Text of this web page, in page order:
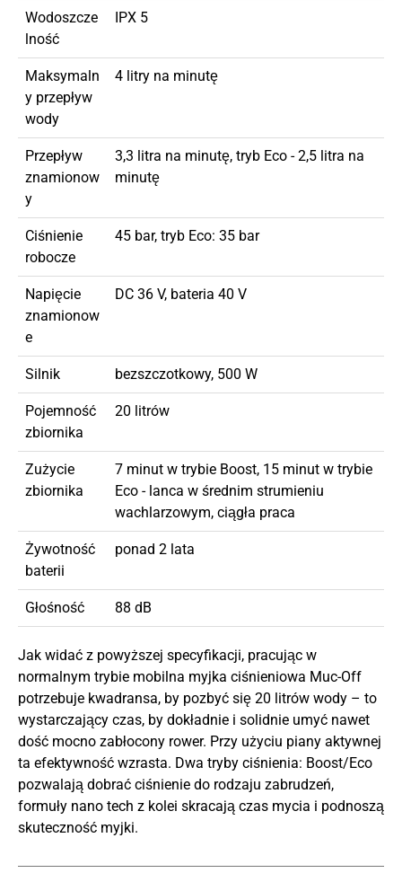
Wodoszcze
lność
IPX 5
Maksymaln
y przepływ
wody
4 litry na minutę
Przepływ
znamionow
y
3,3 litra na minutę, tryb Eco - 2,5 litra na
minutę
Ciśnienie
robocze
45 bar, tryb Eco: 35 bar
Napięcie
znamionow
e
DC 36 V, bateria 40 V
Silnik bezszczotkowy, 500 W
Pojemność
zbiornika
20 litrów
Zużycie
zbiornika
7 minut w trybie Boost, 15 minut w trybie
Eco - lanca w średnim strumieniu
wachlarzowym, ciągła praca
Żywotność
baterii
ponad 2 lata
Głośność 88 dB
Jak widać z powyższej specyfikacji, pracując w
normalnym trybie mobilna myjka ciśnieniowa Muc-Off
potrzebuje kwadransa, by pozbyć się 20 litrów wody – to
wystarczający czas, by dokładnie i solidnie umyć nawet
dość mocno zabłocony rower. Przy użyciu piany aktywnej
ta efektywność wzrasta. Dwa tryby ciśnienia: Boost/Eco
pozwalają dobrać ciśnienie do rodzaju zabrudzeń,
formuły nano tech z kolei skracają czas mycia i podnoszą
skuteczność myjki.